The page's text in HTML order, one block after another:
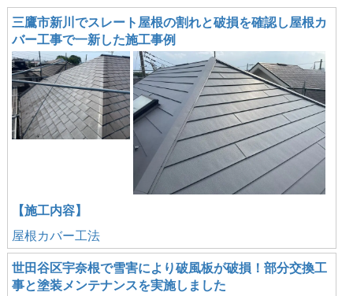
三鷹市新川でスレート屋根の割れと破損を確認し屋根カ
バー工事で一新した施工事例
【施工内容】
屋根カバー工法
世田谷区宇奈根で雪害により破風板が破損！部分交換工
事と塗装メンテナンスを実施しました